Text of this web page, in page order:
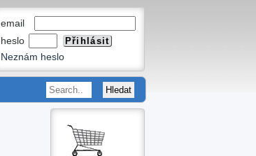
email
heslo
Neznám heslo